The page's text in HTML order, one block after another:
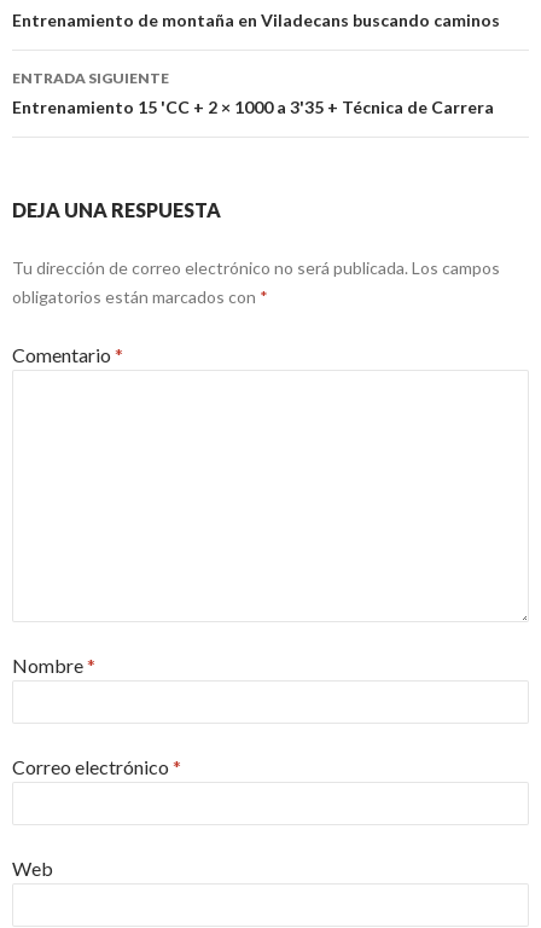
de
entradas
Entrenamiento de montaña en Viladecans buscando caminos
ENTRADA SIGUIENTE
Entrenamiento 15 'CC + 2 × 1000 a 3'35 + Técnica de Carrera
DEJA UNA RESPUESTA
Tu dirección de correo electrónico no será publicada. Los campos
obligatorios están marcados con *
Comentario *
Nombre*
Correo electrónico *
Web